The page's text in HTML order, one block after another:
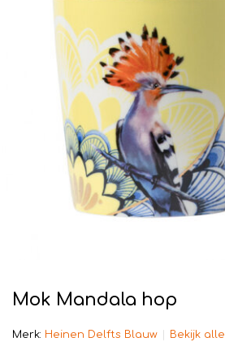
Mok Mandala hop
Merk: Heinen Delfts Blauw Bekijk